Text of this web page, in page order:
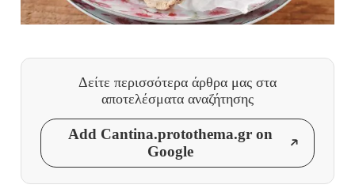
Δείτε περισσότερα άρθρα μας στα
αποτελέσματα αναζήτησης
Add Cantina.protothema.gr on
Google